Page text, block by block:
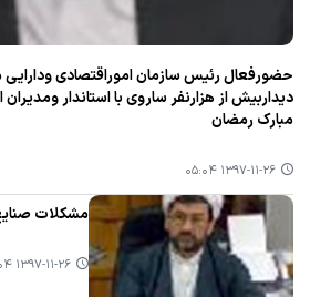
حضورفعال رئیس سازمان اموراقتصادی ودارایی
دیداربیش از هزارنفر ساروی با استاندار
مبارك رمضان
۱۳۹۷-۱۱-۲۶ ۰۵:۰۴
مشكلات
۱۳۹۷-۱۱-۲۶ ۰۵:۰۴